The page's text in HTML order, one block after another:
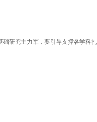
研究主力军，要引导支撑各学科